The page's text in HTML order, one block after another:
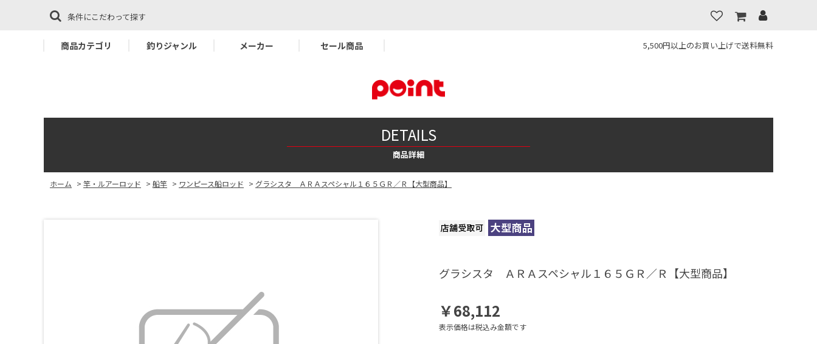
条件にこだわって探す
商品カテゴリ 釣りジャンル メーカー セール商品 5,500円以上のお買い上げで送料無料
DETAILS
商品詳細
ホーム > 竿・ルアーロッド > 船竿 > ワンピース船ロッド > グラシスタ ＡＲＡスペシャル１６５ＧＲ／Ｒ【大型商品】
グラシスタ ＡＲＡスペシャル１６５ＧＲ／Ｒ【大型商品】
￥68,112
表示価格は税込み金額です